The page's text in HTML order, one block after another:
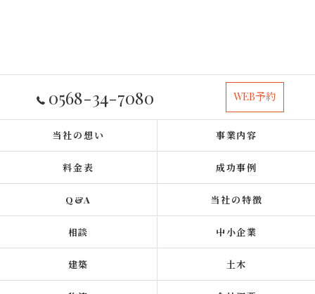
0568-34-7080 WEB予約
当社の想い 事業内容
料金表 成功事例
Q&A 当社の特徴
相談 中小企業
建築 土木